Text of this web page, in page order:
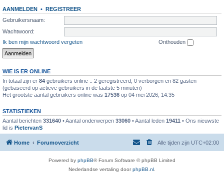
AANMELDEN • REGISTREER
Gebruikersnaam:
Wachtwoord:
Ik ben mijn wachtwoord vergeten
Onthouden
WIE IS ER ONLINE
In totaal zijn er 84 gebruikers online :: 2 geregistreerd, 0 verborgen en 82 gasten
(gebaseerd op actieve gebruikers in de laatste 5 minuten)
Het grootste aantal gebruikers online was 17536 op 04 mei 2026, 14:35
STATISTIEKEN
Aantal berichten 331640 • Aantal onderwerpen 33060 • Aantal leden 19411 • Ons nieuwste
lid is PietervanS
Home Forumoverzicht Alle tijden zijn UTC+02:00
Powered by phpBB® Forum Software © phpBB Limited
Nederlandse vertaling doorphpBB.nl